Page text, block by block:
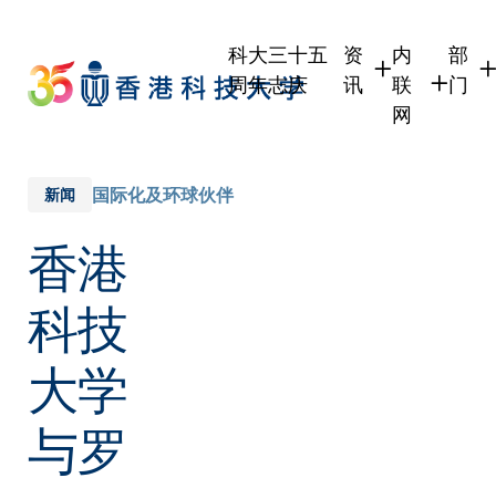
main
content
科大三十五
周年志庆
资
讯
内
联
网
部
门
新闻 国际化及环球伙伴
香港
科技
大学
与罗